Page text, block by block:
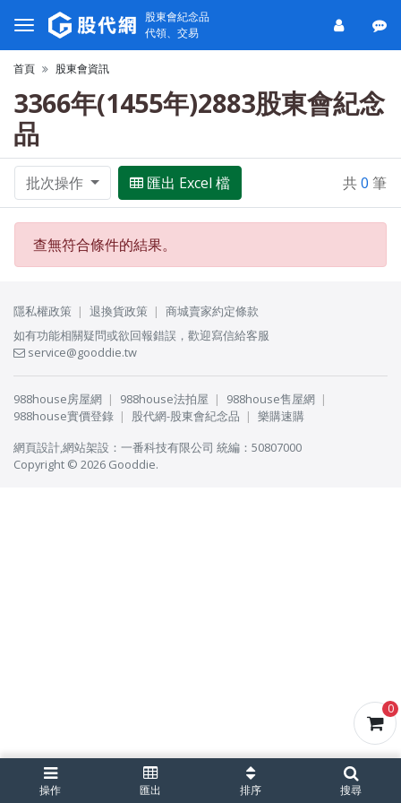
0
股東會紀念品
代領、交易
首頁 股東會資訊
3366年(1455年)2883股東會紀念
品
批次操作 匯出 Excel 檔 共0 筆
查無符合條件的結果。
操作 匯出 排序 搜尋
隱私權政策 退換貨政策
商城賣家約定條款
如有功能相關疑問或欲回報錯誤，歡迎寫信給客服
service@gooddie.tw
988house房屋網 988house法拍屋
988house售屋網
988house實價登錄
股代網-股東會紀念品
樂購速購
網頁設計,網站架設 ： 一番科技有限公司 統編：50807000
Copyright © 2026 Gooddie.